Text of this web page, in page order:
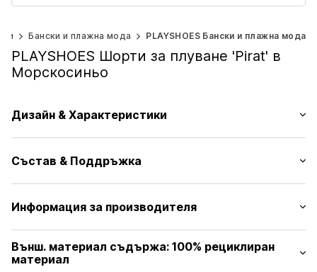
Бански и плажна мода PLAYSHOES Бански и плажна мода
PLAYSHOES Шорти за плуване 'Pirat' в
Морскосиньо
Дизайн & Характеристики
Леко падаща материя
Състав & Поддръжка
Материал: 100% Полиестер - PES (рециклиран)
Информация за производителя
Eberhardstr. 20-26
72461 Albstadt
Външ. материал съдържа: 100% рециклиран
материал